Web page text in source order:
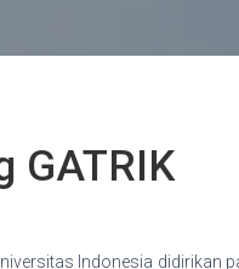
GATRIK
Indonesia didirikan